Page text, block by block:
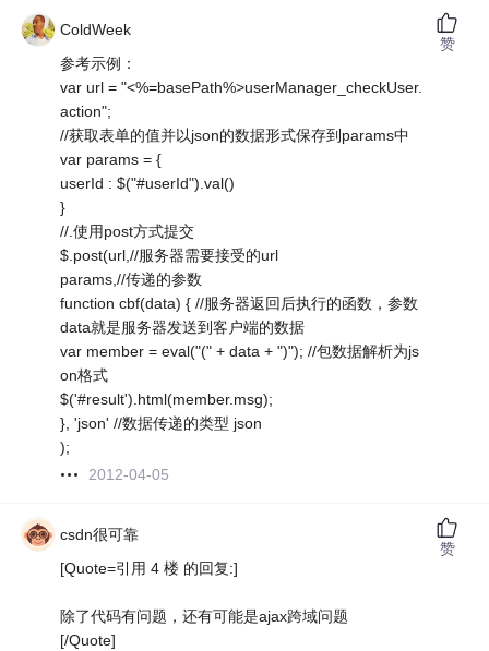
ColdWeek
参考示例：
var url = "<%=basePath%>userManager_checkUser.
action";
//获取表单的值并以json的数据形式保存到params中
var params = {
userId : $("#userId").val()
}
//.使用post方式提交
$.post(url,//服务器需要接受的url
params,//传递的参数
function cbf(data) { //服务器返回后执行的函数，参数
data就是服务器发送到客户端的数据
var member = eval("(" + data + ")"); //包数据解析为js
on格式
$('#result').html(member.msg);
}, 'json' //数据传递的类型 json
);
2012-04-05
赞
csdn很可靠
[Quote=引用 4 楼 的回复:]
除了代码有问题，还有可能是ajax跨域问题
[/Quote]
赞